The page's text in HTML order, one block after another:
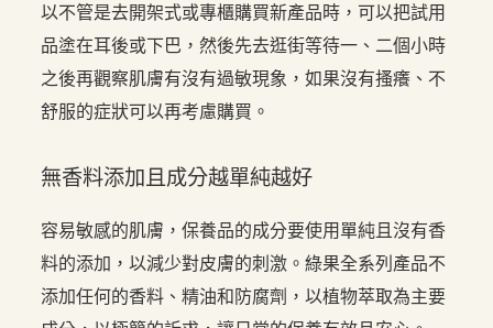
以不管是去開架式或專櫃購買新產品時，可以把試用
品塗在耳後或下巴，然後先去逛街等待一、二個小時
之後再觀察肌膚有沒有過敏現象，如果沒有搔癢、不
舒服的症狀可以再考慮購買。
無香料添加且成分越單純越好
容易敏感的肌膚，保養品的成分要使用單純且沒有香
料的添加，以減少對皮膚的刺激。綠果全系列產品不
添加任何的香料、精油和防腐劑，以植物萃取為主要